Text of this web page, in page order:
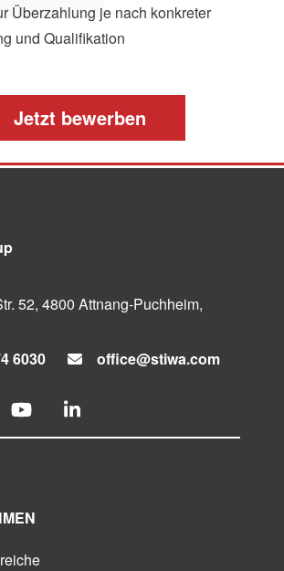
Überzahlung je nach konkreter
und Qualifikation
Jetzt bewerben
52, 4800 Attnang-Puchheim,
6030
office@stiwa.com